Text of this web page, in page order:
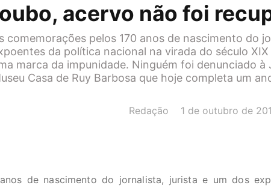
acervo não foi
comemorações pelos 170 anos de nascimento do
da política nacional na virada do século
marca da impunidade. Ninguém foi denunciado
Casa de Ruy Barbosa que hoje completa um
AUTOR(A):
Redação DATA:
1 de outubro de
de nascimento do jornalista, jurista e um dos